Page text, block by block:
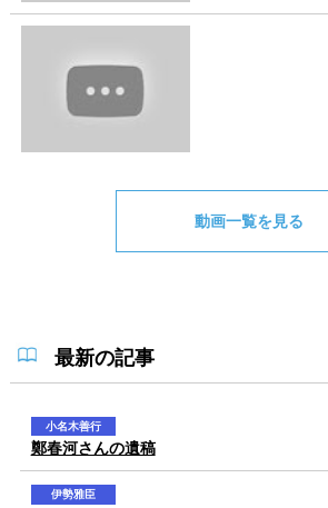
動画一覧を見る
最新の記事